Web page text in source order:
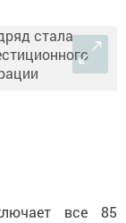
все 85